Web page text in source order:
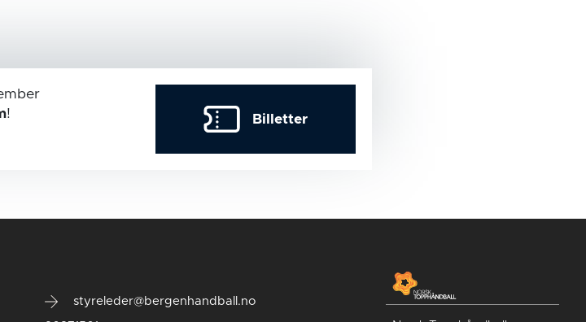
! Billetter
styreleder@bergenhandball.no